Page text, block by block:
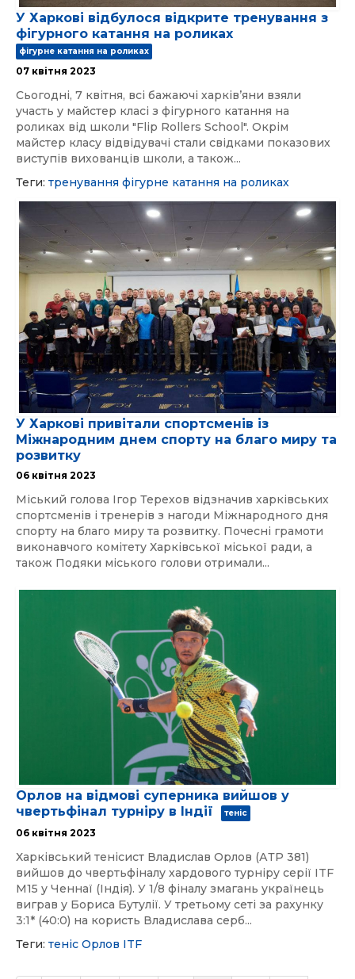
У Харкові відбулося відкрите тренування з
фігурного катання на роликах
фігурне катання на роликах
07 квітня 2023
Сьогодні, 7 квітня, всі бажаючі харків’яни взяли
участь у майстер класі з фігурного катання на
роликах від школи "Flip Rollers School". Окрім
майстер класу відвідувачі стали свідками показових
виступів вихованців школи, а також...
Теги: тренування фігурне катання на роликах
У Харкові привітали спортсменів із
Міжнародним днем спорту на благо миру та
розвитку
06 квітня 2023
Міський голова Ігор Терехов відзначив харківських
спортсменів і тренерів з нагоди Міжнародного дня
спорту на благо миру та розвитку. Почесні грамоти
виконавчого комітету Харківської міської ради, а
також Подяки міського голови отримали...
Орлов на відмові суперника вийшов у
чвертьфінал турніру в Індії
теніс
06 квітня 2023
Харківський тенісист Владислав Орлов (АТР 381)
вийшов до чвертьфіналу хардового турніру серії ITF
M15 у Ченнаї (Індія). У 1/8 фіналу змагань українець
виграв у Бориса Бутулії. У третьому сеті за рахунку
3:1* (40:0) на користь Владислава серб...
Теги: теніс Орлов ITF